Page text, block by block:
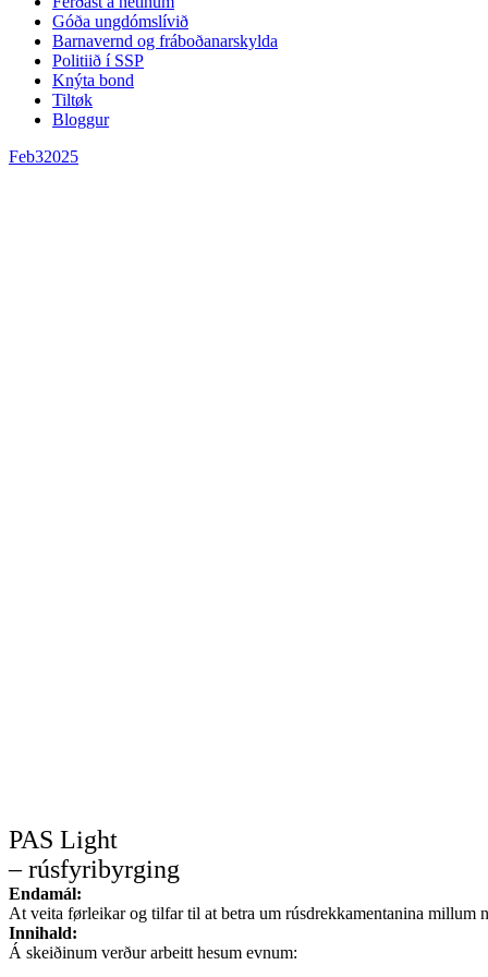
Góða ungdómslívið
Barnavernd og fráboðanarskylda
Politiið í SSP
Knýta bond
Tiltøk
Bloggur
Feb32025
PAS Light
– rúsfyribyrging
Endamál:
At veita førleikar og tilfar til at betra um rúsdrekkamentanina millum
Innihald:
Á skeiðinum verður arbeitt hesum evnum: